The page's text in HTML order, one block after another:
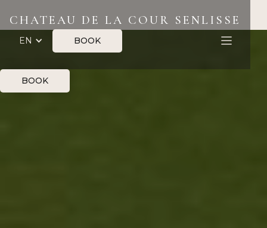
CHATEAU DE LA COUR SENLISSE
EN BOOK
BOOK